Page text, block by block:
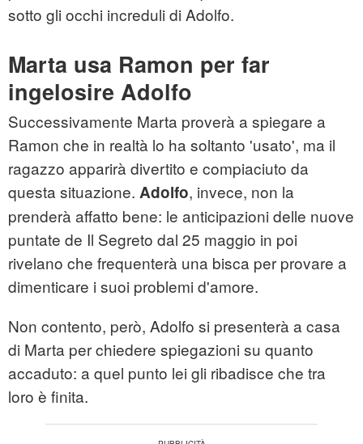
sotto gli occhi increduli di Adolfo.
Marta usa Ramon per far
ingelosire Adolfo
Successivamente Marta proverà a spiegare a
Ramon che in realtà lo ha soltanto 'usato', ma il
ragazzo apparirà divertito e compiaciuto da
questa situazione. Adolfo, invece, non la
prenderà affatto bene: le anticipazioni delle nuove
puntate de Il Segreto dal 25 maggio in poi
rivelano che frequenterà una bisca per provare a
dimenticare i suoi problemi d'amore.
Non contento, però, Adolfo si presenterà a casa
di Marta per chiedere spiegazioni su quanto
accaduto: a quel punto lei gli ribadisce che tra
loro è finita.